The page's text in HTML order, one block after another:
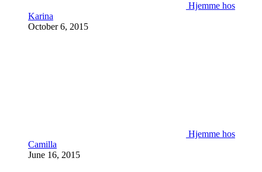
Hjemme hos
Karina
October 6, 2015
Hjemme hos
Camilla
June 16, 2015